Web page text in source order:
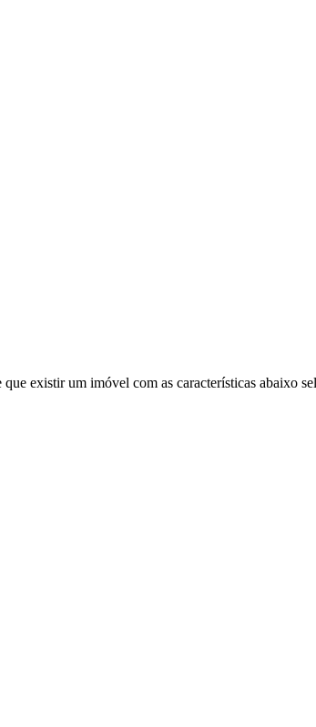
existir um imóvel com as características abaixo